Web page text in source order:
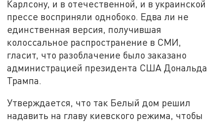
Карлсону, и в отечественной, и в украинской
прессе восприняли однобоко. Едва ли не
единственная версия, получившая
колоссальное распространение в СМИ,
гласит, что разоблачение было заказано
администрацией президента США Дональда
Трампа.
Утверждается, что так Белый дом решил
надавить на главу киевского режима, чтобы